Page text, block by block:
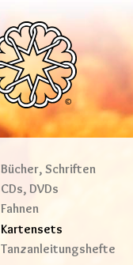
Bücher, Schriften
CDs, DVDs
Fahnen
Kartensets
Tanzanleitungshefte